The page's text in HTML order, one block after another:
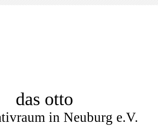
das otto
in Neuburg e.V.